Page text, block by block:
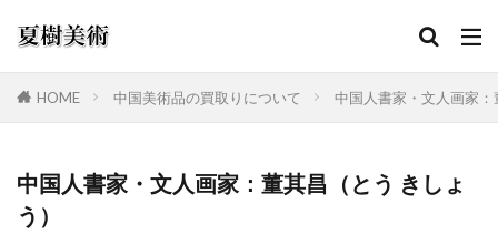
HOME 中国美術品の買取りについて 中国人書家・文人画家
中国人書家・文人画家：董其昌（とう きしょ
う）
カテゴリー